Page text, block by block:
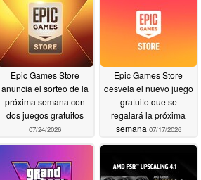
Epic Games Store
anuncia el sorteo de la
próxima semana con
dos juegos gratuitos
07/24/2026
Epic Games Store
desvela el nuevo juego
gratuito que se
regalará la próxima
semana 07/17/2026